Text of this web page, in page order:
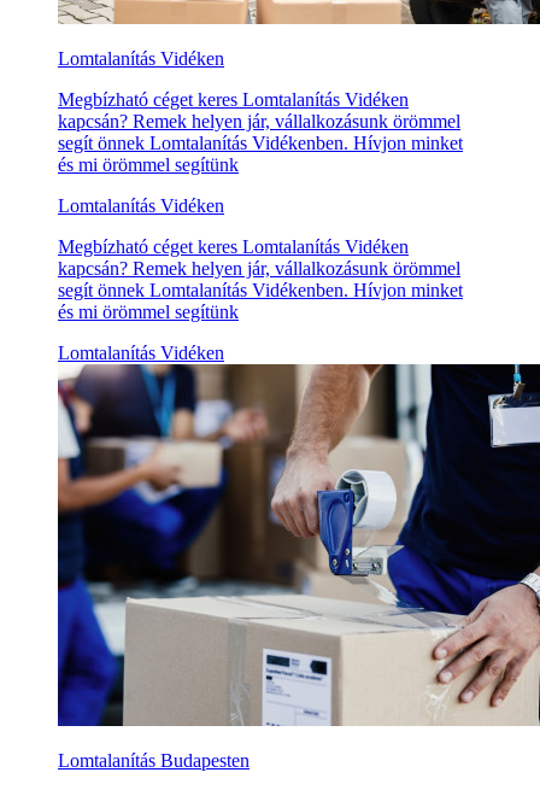
Lomtalanítás Vidéken
Megbízható céget keres Lomtalanítás Vidéken
kapcsán? Remek helyen jár, vállalkozásunk örömmel
segít önnek Lomtalanítás Vidékenben. Hívjon minket
és mi örömmel segítünk
Lomtalanítás Vidéken
Megbízható céget keres Lomtalanítás Vidéken
kapcsán? Remek helyen jár, vállalkozásunk örömmel
segít önnek Lomtalanítás Vidékenben. Hívjon minket
és mi örömmel segítünk
Lomtalanítás Vidéken
Lomtalanítás Budapesten